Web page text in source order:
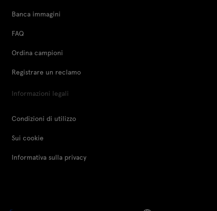
Banca immagini
FAQ
Ordina campioni
Registrare un reclamo
Informazioni legali
Condizioni di utilizzo
Sui cookie
Informativa sulla privacy